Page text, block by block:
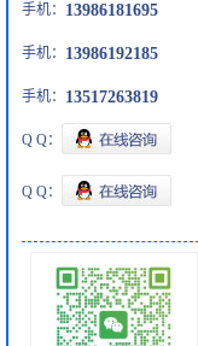
手机： 13986181695
手机： 13986192185
手机： 13517263819
Q Q：
Q Q：